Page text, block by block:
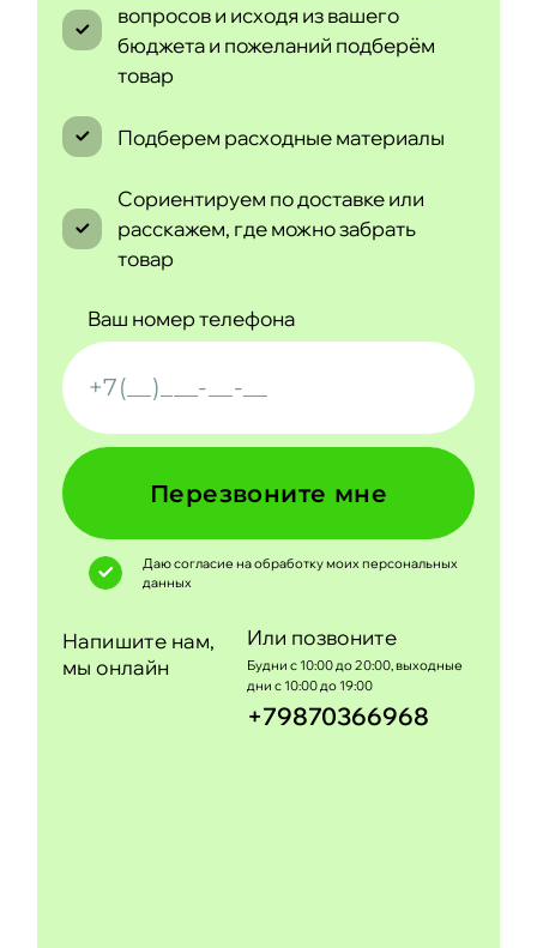
вопросов и исходя из вашего
бюджета и пожеланий подберём
товар
Подберем расходные материалы
Сориентируем по доставке или
расскажем, где можно забрать
товар
Ваш номер телефона
Перезвоните мне
Даю согласие на обработку моих персональных
данных
Напишите нам,
мы онлайн
Или позвоните
Будни с 10:00 до 20:00, выходные
дни с 10:00 до 19:00
+79870366968